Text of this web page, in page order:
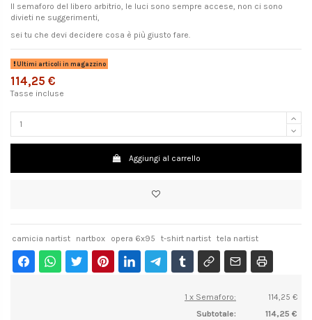
Il semaforo del libero arbitrio, le luci sono sempre accese, non ci sono
divieti ne suggerimenti,
sei tu che devi decidere cosa è più giusto fare.
Ultimi articoli in magazzino
114,25 €
Tasse incluse
Aggiungi al carrello
camicia nartist nartbox opera 6x95 t-shirt nartist tela nartist
1 x Semaforo:
114,25 €
Subtotale:
114,25 €